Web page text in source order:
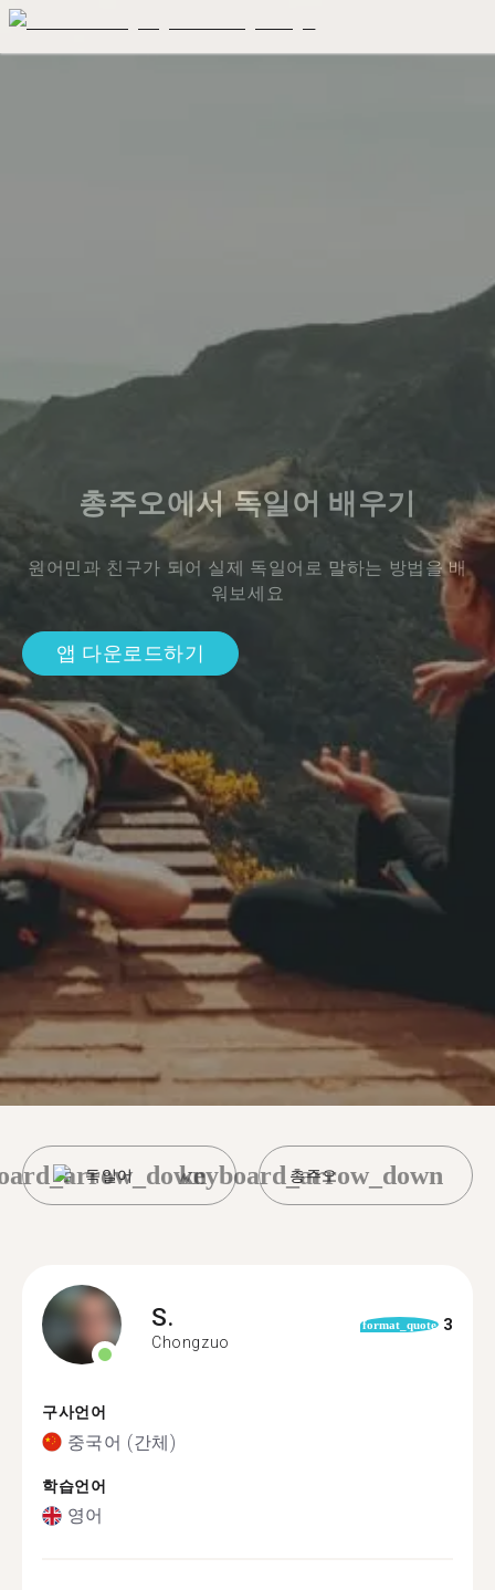
총주오에서 독일어 배우기
원어민과 친구가 되어 실제 독일어로 말하는 방법을 배
워보세요
앱 다운로드하기
독일어 총주오
keyboard_arrow_down
S.
Chongzuo
format_quote 3
구사언어
중국어 (간체)
학습언어
영어